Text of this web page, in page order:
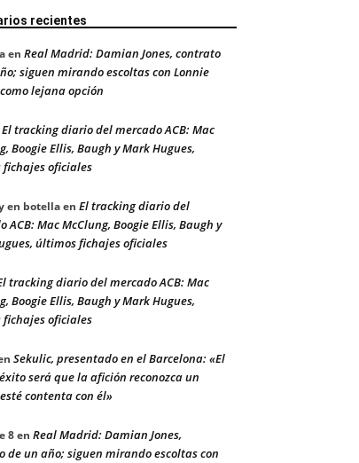
recientes
en Real Madrid: Damian Jones, contrato
siguen mirando escoltas con Lonnie
lejana opción
El tracking diario del mercado ACB: Mac
Boogie Ellis, Baugh y Mark Hugues,
oficiales
en botellaen El tracking diario del
ACB: Mac McClung, Boogie Ellis, Baugh y
últimos fichajes oficiales
tracking diario del mercado ACB: Mac
Boogie Ellis, Baugh y Mark Hugues,
oficiales
Sekulic, presentado en el Barcelona: «El
será que la afición reconozca un
contenta con él»
8en Real Madrid: Damian Jones,
de un año; siguen mirando escoltas con